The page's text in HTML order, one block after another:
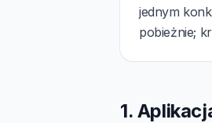
jednym
pobieżnie;
1.